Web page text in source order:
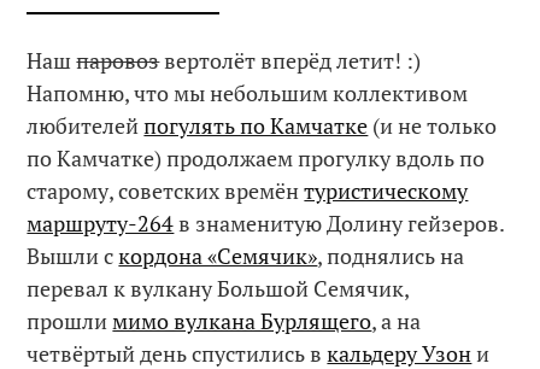
Нашпаровозвертолёт вперёд летит! :)
Напомню, что мы небольшим коллективом
любителейпогулять по Камчатке (и не только
по Камчатке) продолжаем прогулку вдоль по
старому, советских времёнтуристическому
маршруту-264в знаменитую Долину гейзеров.
Вышли скордона «Семячик», поднялись на
перевал к вулкану Большой Семячик,
прошлимимо вулкана Бурлящего, а на
четвёртый день спустились вкальдеру Узони